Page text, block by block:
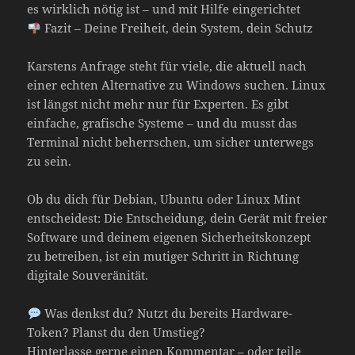
es wirklich nötig ist – und mit Hilfe eingerichtet
Fazit – Deine Freiheit, dein System, dein Schutz
Karstens Anfrage steht für viele, die aktuell nach
einer echten Alternative zu Windows suchen. Linux
ist längst nicht mehr nur für Experten. Es gibt
einfache, grafische Systeme – und du musst das
Terminal nicht beherrschen, um sicher unterwegs
zu sein.
Ob du dich für Debian, Ubuntu oder Linux Mint
entscheidest: Die Entscheidung, dein Gerät mit freier
Software und deinem eigenen Sicherheitskonzept
zu betreiben, ist ein mutiger Schritt in Richtung
digitale Souveränität.
Was denkst du? Nutzt du bereits Hardware-
Token? Planst du den Umstieg?
Hinterlasse gerne einen Kommentar – oder teile